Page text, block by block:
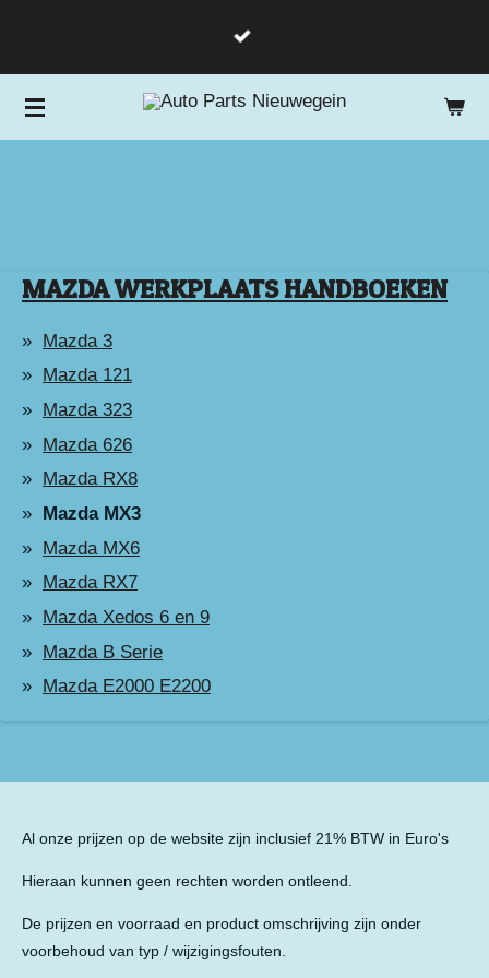
de
MAZDA WERKPLAATS HANDBOEKEN
Mazda 3
Mazda 121
Mazda 323
Mazda 626
Mazda RX8
Mazda MX3
Mazda MX6
Mazda RX7
Mazda Xedos 6 en 9
Mazda B Serie
Mazda E2000 E2200
Al onze prijzen op de website zijn inclusief 21% BTW in Euro's
Hieraan kunnen geen rechten worden ontleend.
De prijzen en voorraad en product omschrijving zijn onder
voorbehoud van typ / wijzigingsfouten.